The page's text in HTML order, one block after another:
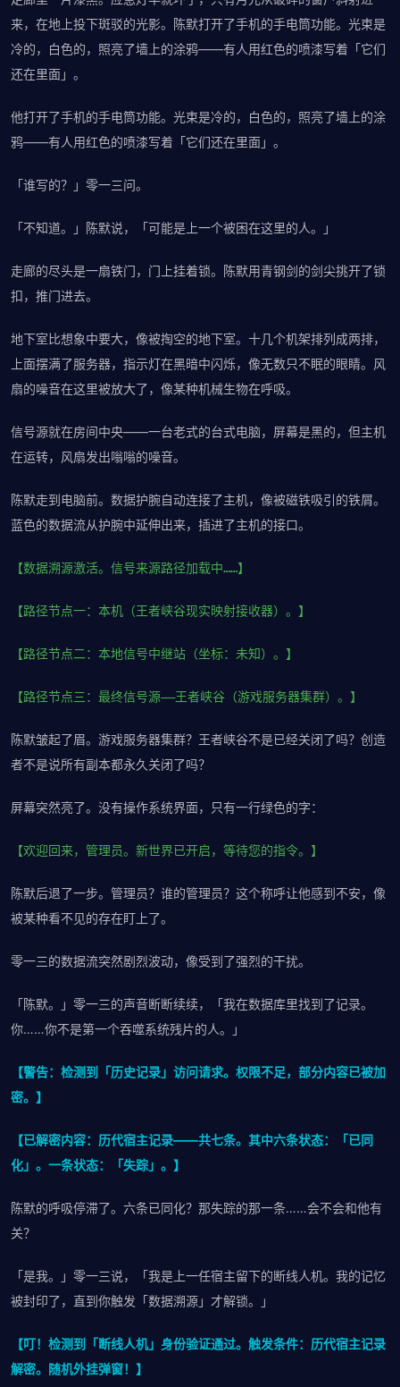
来，在地上投下斑驳的光影。陈默打开了手机的手电筒功能。光束是
冷的，白色的，照亮了墙上的涂鸦——有人用红色的喷漆写着「它们
还在里面」。
他打开了手机的手电筒功能。光束是冷的，白色的，照亮了墙上的涂
鸦——有人用红色的喷漆写着「它们还在里面」。
「谁写的？」零一三问。
「不知道。」陈默说，「可能是上一个被困在这里的人。」
走廊的尽头是一扇铁门，门上挂着锁。陈默用青钢剑的剑尖挑开了锁
扣，推门进去。
地下室比想象中要大，像被掏空的地下室。十几个机架排列成两排，
上面摆满了服务器，指示灯在黑暗中闪烁，像无数只不眠的眼睛。风
扇的噪音在这里被放大了，像某种机械生物在呼吸。
信号源就在房间中央——一台老式的台式电脑，屏幕是黑的，但主机
在运转，风扇发出嗡嗡的噪音。
陈默走到电脑前。数据护腕自动连接了主机，像被磁铁吸引的铁屑。
蓝色的数据流从护腕中延伸出来，插进了主机的接口。
【数据溯源激活。信号来源路径加载中……】
【路径节点一：本机（王者峡谷现实映射接收器）。】
【路径节点二：本地信号中继站（坐标：未知）。】
【路径节点三：最终信号源——王者峡谷（游戏服务器集群）。】
陈默皱起了眉。游戏服务器集群？王者峡谷不是已经关闭了吗？创造
者不是说所有副本都永久关闭了吗？
屏幕突然亮了。没有操作系统界面，只有一行绿色的字：
【欢迎回来，管理员。新世界已开启，等待您的指令。】
陈默后退了一步。管理员？谁的管理员？这个称呼让他感到不安，像
被某种看不见的存在盯上了。
零一三的数据流突然剧烈波动，像受到了强烈的干扰。
「陈默。」零一三的声音断断续续，「我在数据库里找到了记录。
你……你不是第一个吞噬系统残片的人。」
【警告：检测到「历史记录」访问请求。权限不足，部分内容已被加
密。】
【已解密内容：历代宿主记录——共七条。其中六条状态：「已同
化」。一条状态：「失踪」。】
陈默的呼吸停滞了。六条已同化？那失踪的那一条……会不会和他有
关？
「是我。」零一三说，「我是上一任宿主留下的断线人机。我的记忆
被封印了，直到你触发「数据溯源」才解锁。」
【叮！检测到「断线人机」身份验证通过。触发条件：历代宿主记录
解密。随机外挂弹窗！】